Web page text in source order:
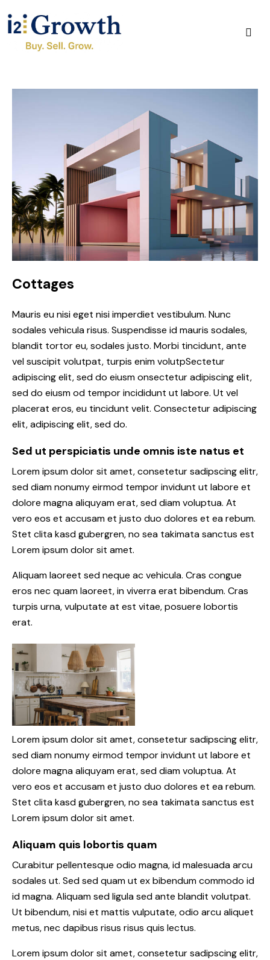
Cottages
Mauris eu nisi eget nisi imperdiet vestibulum. Nunc
sodales vehicula risus. Suspendisse id mauris sodales,
blandit tortor eu, sodales justo. Morbi tincidunt, ante
vel suscipit volutpat, turpis enim volutpSectetur
adipiscing elit, sed do eiusm onsectetur adipiscing elit,
sed do eiusm od tempor incididunt ut labore. Ut vel
placerat eros, eu tincidunt velit. Consectetur adipiscing
elit, adipiscing elit, sed do.
Sed ut perspiciatis unde omnis iste natus et
Lorem ipsum dolor sit amet, consetetur sadipscing elitr,
sed diam nonumy eirmod tempor invidunt ut labore et
dolore magna aliquyam erat, sed diam voluptua. At
vero eos et accusam et justo duo dolores et ea rebum.
Stet clita kasd gubergren, no sea takimata sanctus est
Lorem ipsum dolor sit amet.
Aliquam laoreet sed neque ac vehicula. Cras congue
eros nec quam laoreet, in viverra erat bibendum. Cras
turpis urna, vulputate at est vitae, posuere lobortis
erat.
Lorem ipsum dolor sit amet, consetetur sadipscing elitr,
sed diam nonumy eirmod tempor invidunt ut labore et
dolore magna aliquyam erat, sed diam voluptua. At
vero eos et accusam et justo duo dolores et ea rebum.
Stet clita kasd gubergren, no sea takimata sanctus est
Lorem ipsum dolor sit amet.
Aliquam quis lobortis quam
Curabitur pellentesque odio magna, id malesuada arcu
sodales ut. Sed sed quam ut ex bibendum commodo id
id magna. Aliquam sed ligula sed ante blandit volutpat.
Ut bibendum, nisi et mattis vulputate, odio arcu aliquet
metus, nec dapibus risus risus quis lectus.
Lorem ipsum dolor sit amet, consetetur sadipscing elitr,